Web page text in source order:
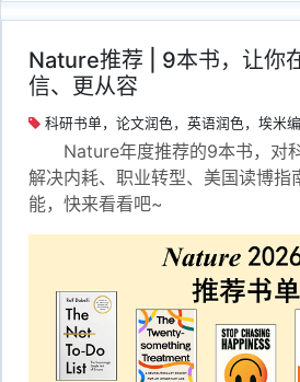
Nature推荐 | 9本书，让你
信、更从容
科研书单，论文润色，英语润色，埃米
Nature年度推荐的9本书，对
解决内耗、职业转型、美国读博指
能，快来看看吧~